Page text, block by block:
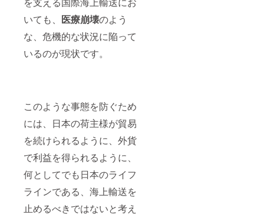
いても、 医療崩壊のよう
な、危機的な状況に陥って
いるのが現状です。
このような事態を防ぐため
には、⽇本の荷主様が貿易
を続けられるように、外貨
で利益を得られるように、
何としてでも⽇本のライフ
ラインである、海上輸送を
⽌めるべきではないと考え